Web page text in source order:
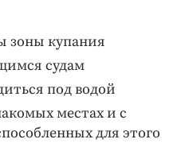
зоны купания
судам
под водой
местах и с
для этого